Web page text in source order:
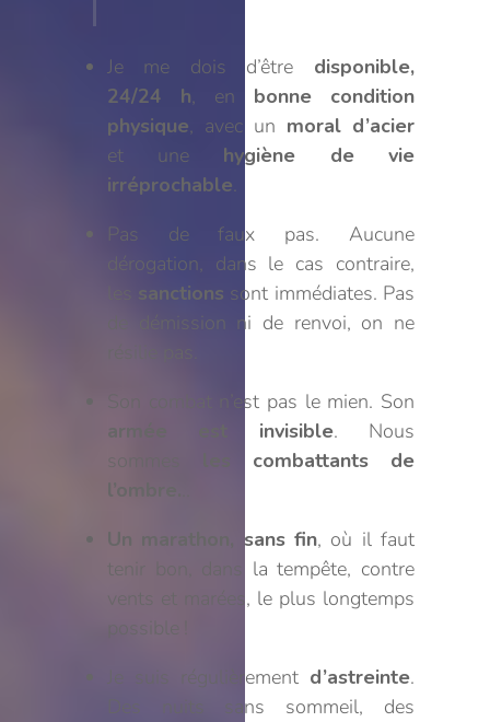
Je me dois d’être disponible,
24/24 h, en bonne condition
physique, avec un moral d’acier
et une hygiène de vie
irréprochable.
Pas de faux pas. Aucune
dérogation, dans le cas contraire,
sanctions sont immédiates. Pas
de démission ni de renvoi, on ne
Son combat n’est pas le mien. Son
armée est invisible. Nous
sommes
les combattants de
l’ombre.
Un marathon, sans fin, où il faut
tenir bon, dans la tempête, contre
vents et marées, le plus longtemps
Je suis régulièrement d’astreinte.
Des nuits sans sommeil, des